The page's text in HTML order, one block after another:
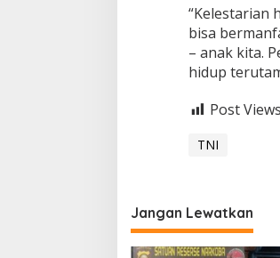
k
e
n
j
g
t
a
r
“Kelestarian
bisa
– anak kita.
hidup
Post
TNI
Jangan Lewatkan